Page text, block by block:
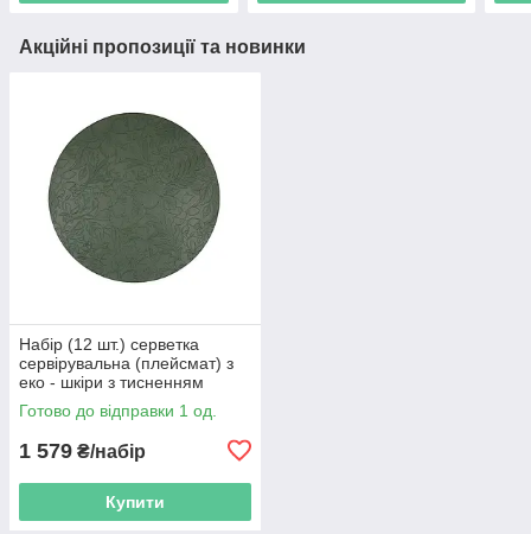
Акційні пропозиції та новинки
Набір (12 шт.) серветка
сервірувальна (плейсмат) з
еко - шкіри з тисненням
D38см Floral, колір -
оливково - зелений
Готово до відправки 1 од.
1 579 ₴/набір
Купити